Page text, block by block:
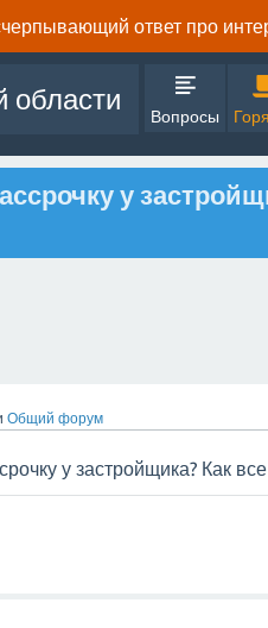
ответ про
области
Вопросы
у
Общий форум
у застройщика? Как